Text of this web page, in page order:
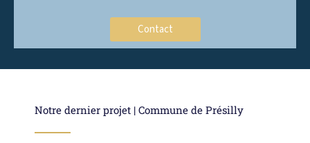
Contact
Notre dernier projet | Commune de Présilly